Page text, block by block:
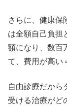
さらに、健康保
は全額自己負担
額になり、数百
て、費用が高い
自由診療だから
受ける治療がど